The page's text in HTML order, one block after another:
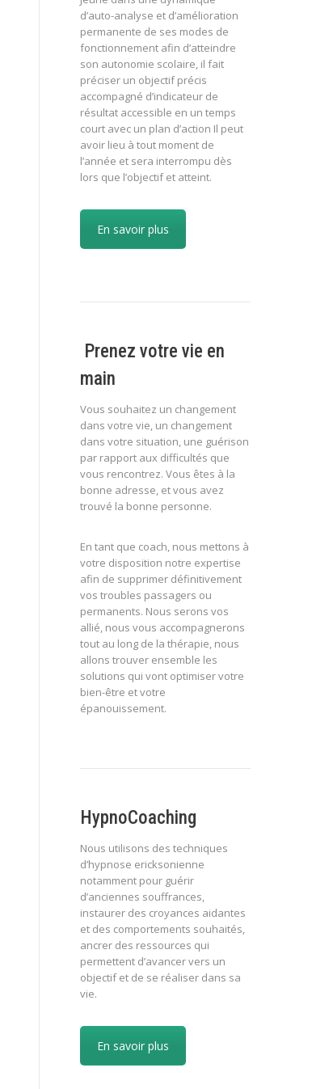
d’auto-analyse et d’amélioration
permanente de ses modes de
fonctionnement afin d’atteindre
son autonomie scolaire, il fait
préciser un objectif précis
accompagné d’indicateur de
résultat accessible en un temps
court avec un plan d’action Il peut
avoir lieu à tout moment de
l’année et sera interrompu dès
lors que l’objectif et atteint.
En savoir plus
Prenez votre vie en
main
Vous souhaitez un changement
dans votre vie, un changement
dans votre situation, une guérison
par rapport aux difficultés que
vous rencontrez. Vous êtes à la
bonne adresse, et vous avez
trouvé la bonne personne.
En tant que coach, nous mettons à
votre disposition notre expertise
afin de supprimer définitivement
vos troubles passagers ou
permanents. Nous serons vos
allié, nous vous accompagnerons
tout au long de la thérapie, nous
allons trouver ensemble les
solutions qui vont optimiser votre
bien-être et votre
épanouissement.
HypnoCoaching
Nous utilisons des techniques
d’hypnose ericksonienne
notamment pour guérir
d’anciennes souffrances,
instaurer des croyances aidantes
et des comportements souhaités,
ancrer des ressources qui
permettent d’avancer vers un
objectif et de se réaliser dans sa
vie.
En savoir plus